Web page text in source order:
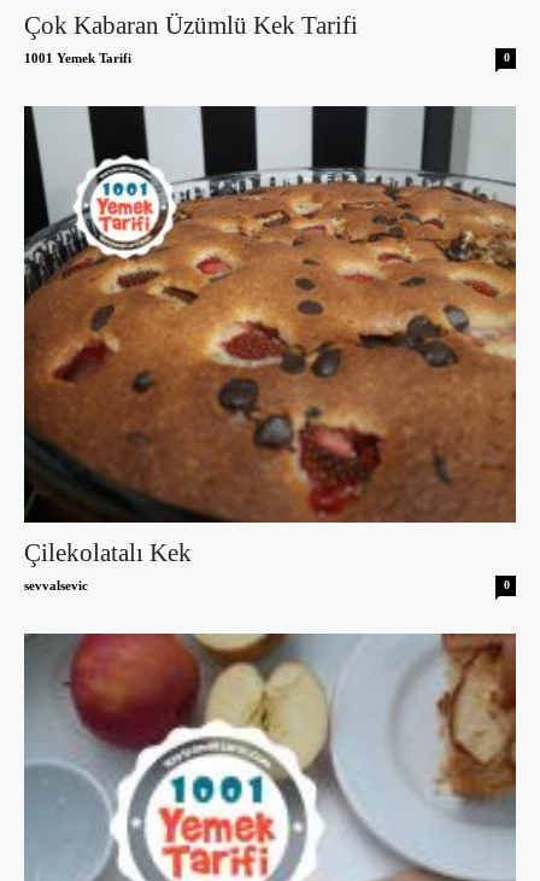
Çok Kabaran Üzümlü Kek Tarifi
1001 Yemek Tarifi 0
Çilekolatalı Kek
sevvalsevic 0